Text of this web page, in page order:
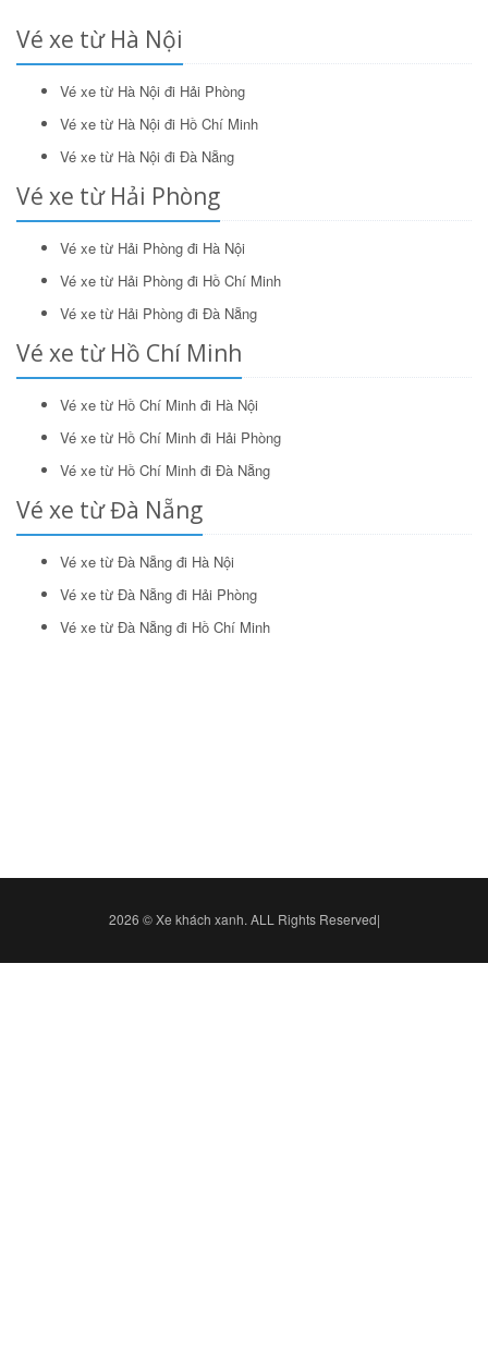
Vé xe từ Hà Nội
Vé xe từ Hà Nội đi Hải Phòng
Vé xe từ Hà Nội đi Hồ Chí Minh
Vé xe từ Hà Nội đi Đà Nẵng
Vé xe từ Hải Phòng
Vé xe từ Hải Phòng đi Hà Nội
Vé xe từ Hải Phòng đi Hồ Chí Minh
Vé xe từ Hải Phòng đi Đà Nẵng
Vé xe từ Hồ Chí Minh
Vé xe từ Hồ Chí Minh đi Hà Nội
Vé xe từ Hồ Chí Minh đi Hải Phòng
Vé xe từ Hồ Chí Minh đi Đà Nẵng
Vé xe từ Đà Nẵng
Vé xe từ Đà Nẵng đi Hà Nội
Vé xe từ Đà Nẵng đi Hải Phòng
Vé xe từ Đà Nẵng đi Hồ Chí Minh
2026 © Xe khách xanh. ALL Rights Reserved|